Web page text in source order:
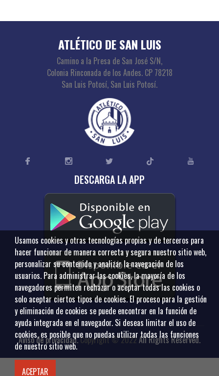
ATLÉTICO DE SAN LUIS
Camino a la Presa de San José S/N,
Colonia Rinconada de los Andes. CP 78218
San Luis Potosí, San Luis Potosí.
DESCARGA LA APP
Aviso de privacidad.Copyright © 2022All Rights Reserved.
Usamos cookies y otras tecnologías propias y de terceros para
hacer funcionar de manera correcta y segura nuestro sitio web,
personalizar su contenido y analizar la navegación de los
usuarios. Para administrar las cookies, la mayoría de los
navegadores permiten rechazar o aceptar todas las cookies o
solo aceptar ciertos tipos de cookies. El proceso para la gestión
y eliminación de cookies se puede encontrar en la función de
ayuda integrada en el navegador. Si deseas limitar el uso de
cookies, es posible que no puedas utilizar todas las funciones
de nuestro sitio web.
ACEPTAR